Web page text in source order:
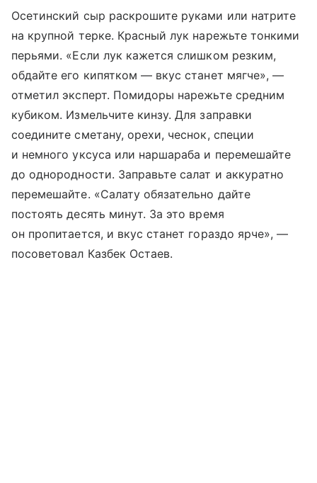
Осетинский сыр раскрошите руками или натрите
на крупной терке. Красный лук нарежьте тонкими
перьями. «Если лук кажется слишком резким,
обдайте его кипятком — вкус станет мягче», —
отметил эксперт. Помидоры нарежьте средним
кубиком. Измельчите кинзу. Для заправки
соедините сметану, орехи, чеснок, специи
и немного уксуса или наршараба и перемешайте
до однородности. Заправьте салат и аккуратно
перемешайте. «Салату обязательно дайте
постоять десять минут. За это время
он пропитается, и вкус станет гораздо ярче», —
посоветовал Казбек Остаев.